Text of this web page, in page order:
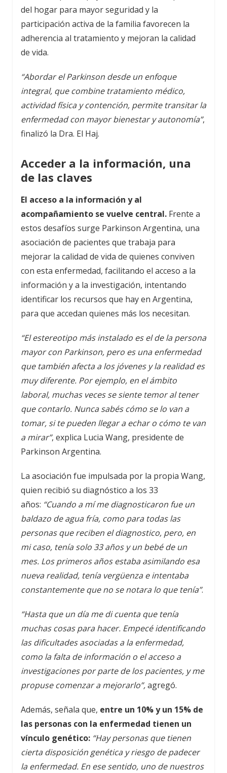
del hogar para mayor seguridad y la
participación activa de la familia favorecen la
adherencia al tratamiento y mejoran la calidad
de vida.
“Abordar el Parkinson desde un enfoque
integral, que combine tratamiento médico,
actividad física y contención, permite transitar la
enfermedad con mayor bienestar y autonomía”,
finalizó la Dra. El Haj.
Acceder a la información, una
de las claves
El acceso a la información y al
acompañamiento se vuelve central. Frente a
estos desafíos surge Parkinson Argentina, una
asociación de pacientes que trabaja para
mejorar la calidad de vida de quienes conviven
con esta enfermedad, facilitando el acceso a la
información y a la investigación, intentando
identificar los recursos que hay en Argentina,
para que accedan quienes más los necesitan.
“El estereotipo más instalado es el de la persona
mayor con Parkinson, pero es una enfermedad
que también afecta a los jóvenes y la realidad es
muy diferente. Por ejemplo, en el ámbito
laboral, muchas veces se siente temor al tener
que contarlo. Nunca sabés cómo se lo van a
tomar, si te pueden llegar a echar o cómo te van
a mirar”, explica Lucia Wang, presidente de
Parkinson Argentina.
La asociación fue impulsada por la propia Wang,
quien recibió su diagnóstico a los 33
años: “Cuando a mí me diagnosticaron fue un
baldazo de agua fría, como para todas las
personas que reciben el diagnostico, pero, en
mi caso, tenía solo 33 años y un bebé de un
mes. Los primeros años estaba asimilando esa
nueva realidad, tenía vergüenza e intentaba
constantemente que no se notara lo que tenía”.
“Hasta que un día me di cuenta que tenía
muchas cosas para hacer. Empecé identificando
las dificultades asociadas a la enfermedad,
como la falta de información o el acceso a
investigaciones por parte de los pacientes, y me
propuse comenzar a mejorarlo”,agregó.
Además, señala que, entre un 10% y un 15% de
las personas con la enfermedad tienen un
vínculo genético: “Hay personas que tienen
cierta disposición genética y riesgo de padecer
la enfermedad. En ese sentido, uno de nuestros